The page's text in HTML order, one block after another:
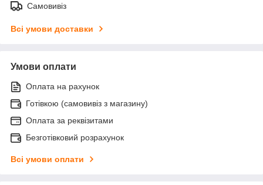
Самовивіз
Всі умови доставки
Умови оплати
Оплата на рахунок
Готівкою (самовивіз з магазину)
Оплата за реквізитами
Безготівковий розрахунок
Всі умови оплати